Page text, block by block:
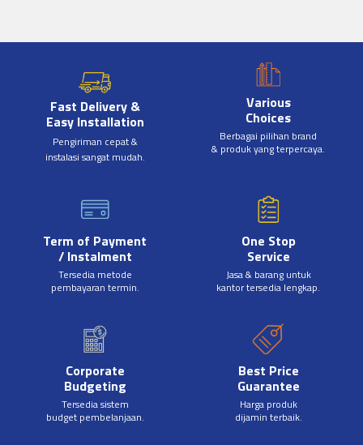
Fast Delivery &
Easy Installation
Pengiriman cepat &
instalasi sangat mudah.
Various
Choices
Berbagai pilihan brand
& produk yang terpercaya.
Term of Payment
/ Instalment
Tersedia metode
pembayaran termin.
One Stop
Service
Jasa & barang untuk
kantor tersedia lengkap.
Corporate
Budgeting
Tersedia sistem
budget pembelanjaan.
Best Price
Guarantee
Harga produk
dijamin terbaik.